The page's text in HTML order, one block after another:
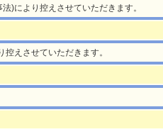
)により控えさせていただきます。
えさせていただきます。